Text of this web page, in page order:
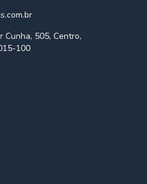
Cunha, 505, Centro,
100